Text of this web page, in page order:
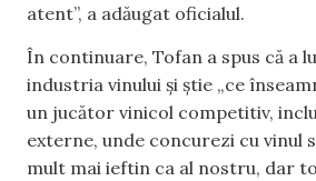
atent”, a adăugat oficialul.
În continuare, Tofan a spus că a
industria vinului și știe „ce
un jucător vinicol competitiv,
externe, unde concurezi cu vinul
mult mai ieftin ca al nostru, dar